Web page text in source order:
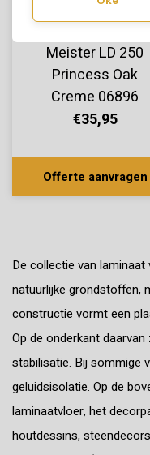
Meister LD 250
Princess Oak
Creme 06896
€35,95
Offerte aanvragen
De collectie van
natuurlijke grondstoffen,
constructie vormt een
Op de onderkant
stabilisatie. Bij sommige
geluidsisolatie. Op de
laminaatvloer, het
houtdessins,